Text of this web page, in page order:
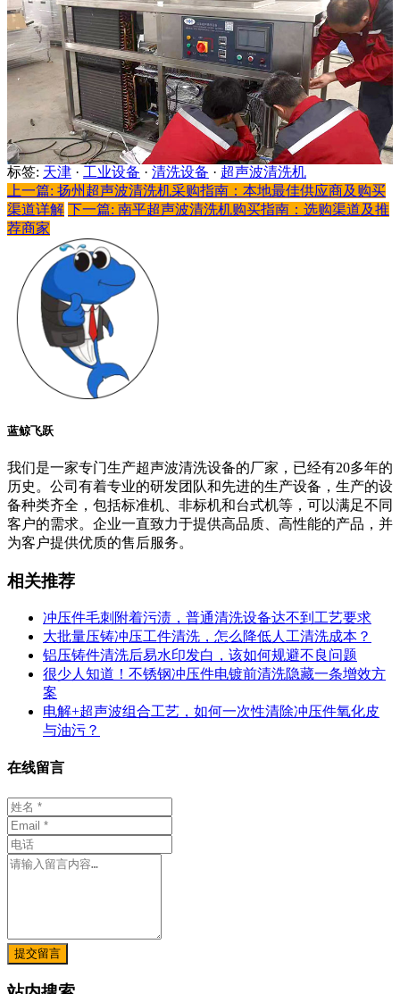
标签: 天津 · 工业设备 · 清洗设备 · 超声波清洗机
上一篇: 扬州超声波清洗机采购指南：本地最佳供应商及购买
渠道详解 下一篇: 南平超声波清洗机购买指南：选购渠道及推
荐商家
蓝鲸飞跃
我们是一家专门生产超声波清洗设备的厂家，已经有20多年的
历史。公司有着专业的研发团队和先进的生产设备，生产的设
备种类齐全，包括标准机、非标机和台式机等，可以满足不同
客户的需求。企业一直致力于提供高品质、高性能的产品，并
为客户提供优质的售后服务。
相关推荐
冲压件毛刺附着污渍，普通清洗设备达不到工艺要求
大批量压铸冲压工件清洗，怎么降低人工清洗成本？
铝压铸件清洗后易水印发白，该如何规避不良问题
很少人知道！不锈钢冲压件电镀前清洗隐藏一条增效方
案
电解+超声波组合工艺，如何一次性清除冲压件氧化皮
与油污？
在线留言
提交留言